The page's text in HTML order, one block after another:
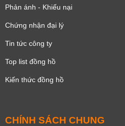
Phản ánh - Khiếu nại
Chứng nhận đại lý
Tin tức công ty
Top list đồng hồ
Kiến thức đồng hồ
CHÍNH SÁCH CHUNG